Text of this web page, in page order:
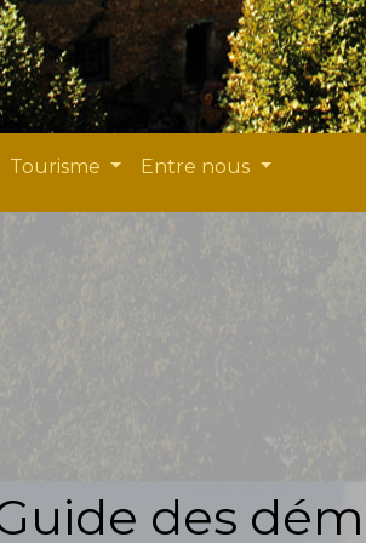
Tourisme Entre nous
des